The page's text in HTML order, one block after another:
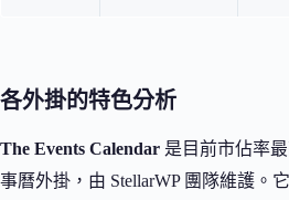
各外掛的特色分析
The Events Calendar 是目前市佔率最
事曆外掛，由 StellarWP 團隊維護。